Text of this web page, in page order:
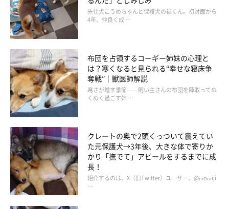
先住犬こうめちゃんと保護犬の福くん。初対面から
4年、仲良く成 …
布団を占領するコーギー姉妹の心理と
は？寒くなると見られる“幸せな寝床争
奪戦”｜獣医師解説
寒さが増す季節——飼い主さんの布団を陣取ってぬ
くぬく過ごす姉 …
クレートの奥で2頭くっついて震えてい
た元保護犬→3年後、大きな体で寄りか
かり「撫でて」アピールをするまでに成
長！
紹介するのは、X（旧Twitter）ユーザー、@momiji
…